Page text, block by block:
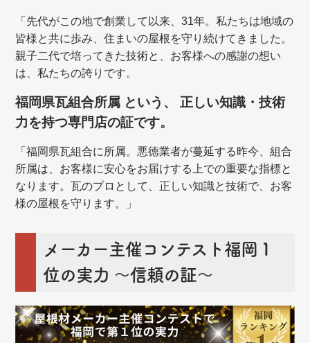
「先代がこの地で創業して以来、31年。私たちは地域の
皆様と共に歩み、住まいの屋根を守り続けてきました。
親子二代で培ってきた技術と、お客様への感謝の想い
は、私たちの誇りです。
福岡県瓦組合所属 という、 正しい知識・技術
力を持つ専門店の証です。
「福岡県瓦組合に所属。悪徳業者が蔓延する昨今、組合
所属は、お客様に安心をお届けする上での重要な指標と
なります。瓦のプロとして、正しい知識と技術で、お客
様の屋根を守ります。」
メーカー主催コンテスト福岡１
位の実力 ～信頼の証～